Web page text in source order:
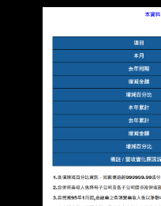
https://
_ifrs 內文：
Fugle營收整理：
應該沒人在乎 >//